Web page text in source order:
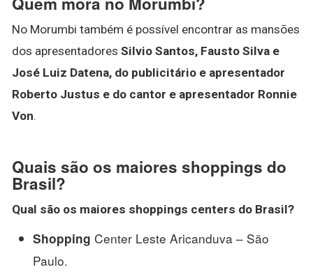
No Morumbi também é possível encontrar as mansões
dos apresentadores Silvio Santos, Fausto Silva e
José Luiz Datena, do publicitário e apresentador
Roberto Justus e do cantor e apresentador Ronnie
Von.
Quais são os maiores shoppings do
Brasil?
Qual são os maiores shoppings centers do Brasil?
Shopping Center Leste Aricanduva – São
Paulo.